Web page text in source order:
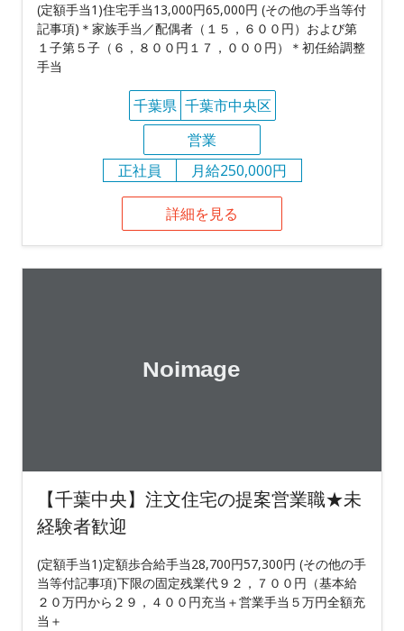
(定額手当1)住宅手当13,000円65,000円 (その他の手当等付
記事項)＊家族手当／配偶者（１５，６００円）および第
１子第５子（６，８００円１７，０００円）＊初任給調整
手当
千葉県 千葉市中央区
営業
正社員
月給250,000円
詳細を見る
【千葉中央】注文住宅の提案営業職★未
経験者歓迎
(定額手当1)定額歩合給手当28,700円57,300円 (その他の手
当等付記事項)下限の固定残業代９２，７００円（基本給
２０万円から２９，４００円充当＋営業手当５万円全額充
当＋